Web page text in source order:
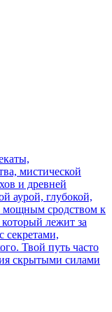
мистической
и древней
аурой, глубокой,
мощным сродством к
лежит за
секретами,
Твой путь часто
скрытыми силами